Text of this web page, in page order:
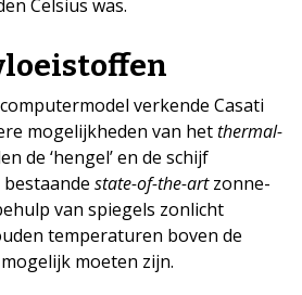
Celsius was.
verkende Casati
mogelijkheden van hetthermal-
de ‘hengel’ en de schijf
state-of-the-artzonne-
van spiegels zonlicht
temperaturen boven de
moeten zijn.